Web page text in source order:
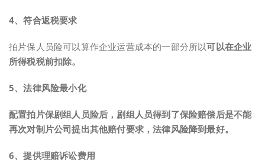
4、符合返税要求
拍片保人员险可以算作企业运营成本的一部分所以可以在企业
所得税税前扣除。
5、法律风险最小化
配置拍片保剧组人员险后，剧组人员得到了保险赔偿后是不能
再次对制片公司提出其他赔付要求，法律风险降到最好。
6、提供理赔诉讼费用